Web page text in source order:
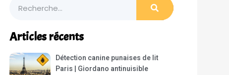
Articles récents
Détection canine punaises de lit
Paris | Giordano antinuisible